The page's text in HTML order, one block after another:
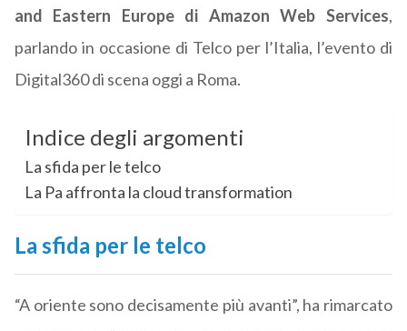
and Eastern Europe di Amazon Web Services,
parlando in occasione di Telco per l’Italia, l’evento di
Digital360 di scena oggi a Roma.
Indice degli argomenti
La sfida per le telco
La Pa affronta la cloud transformation
La sfida per le telco
“A oriente sono decisamente più avanti”, ha rimarcato